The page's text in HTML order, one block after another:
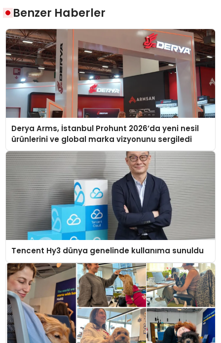
Benzer Haberler
Derya Arms, İstanbul Prohunt 2026’da yeni nesil
ürünlerini ve global marka vizyonunu sergiledi
Tencent Hy3 dünya genelinde kullanıma sunuldu